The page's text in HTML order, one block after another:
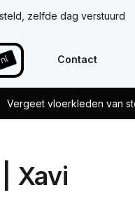
zelfde dag verstuurd
Contact
Vergeet vloerkleden van
Xavi